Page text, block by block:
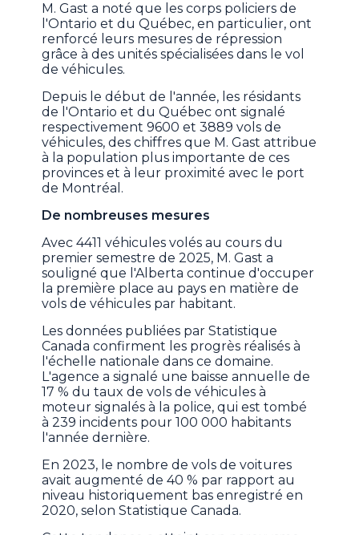
M. Gast a noté que les corps policiers de
l'Ontario et du Québec, en particulier, ont
renforcé leurs mesures de répression
grâce à des unités spécialisées dans le vol
de véhicules.
Depuis le début de l'année, les résidants
de l'Ontario et du Québec ont signalé
respectivement 9600 et 3889 vols de
véhicules, des chiffres que M. Gast attribue
à la population plus importante de ces
provinces et à leur proximité avec le port
de Montréal.
De nombreuses mesures
Avec 4411 véhicules volés au cours du
premier semestre de 2025, M. Gast a
souligné que l'Alberta continue d'occuper
la première place au pays en matière de
vols de véhicules par habitant.
Les données publiées par Statistique
Canada confirment les progrès réalisés à
l'échelle nationale dans ce domaine.
L'agence a signalé une baisse annuelle de
17 % du taux de vols de véhicules à
moteur signalés à la police, qui est tombé
à 239 incidents pour 100 000 habitants
l'année dernière.
En 2023, le nombre de vols de voitures
avait augmenté de 40 % par rapport au
niveau historiquement bas enregistré en
2020, selon Statistique Canada.